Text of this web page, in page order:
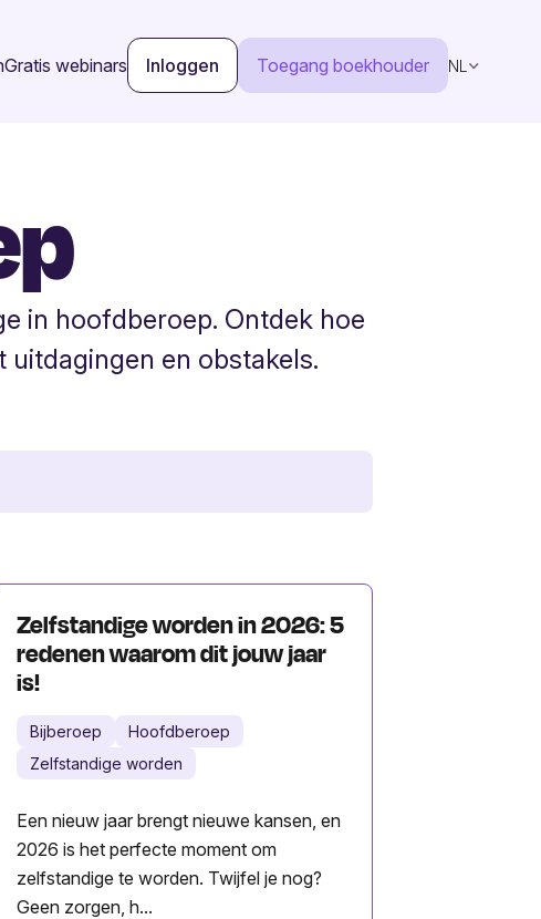
Gratis webinars Inloggen Toegang boekhouder NL
in hoofdberoep. Ontdek hoe
en obstakels.
Zelfstandige worden in 2026: 5
redenen waarom dit jouw jaar
is!
Bijberoep
Hoofdberoep
Zelfstandige worden
Een nieuw jaar brengt nieuwe kansen, en
2026 is het perfecte moment om
zelfstandige te worden. Twijfel je nog?
Geen zorgen, h...